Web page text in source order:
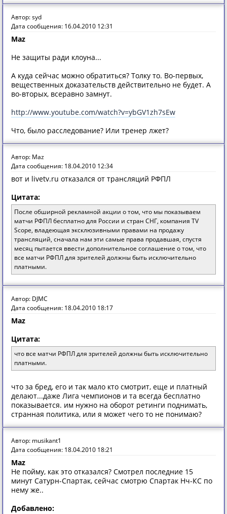
Автор: syd
Дата сообщения: 16.04.2010 12:31
Maz
Не защиты ради клоуна...
А куда сейчас можно обратиться? Толку то. Во-первых,
вещественных доказательств действительно не будет. А
во-вторых, всеравно замнут.
http://www.youtube.com/watch?v=ybGV1zh7sEw
Что, было расследование? Или тренер лжет?
Автор: Maz
Дата сообщения: 18.04.2010 12:34
вот и livetv.ru отказался от трансляций РФПЛ
Цитата:
После обширной рекламной акции о том, что мы показываем
матчи РФПЛ бесплатно для России и стран СНГ, компания TV
Scope, владеющая эксклюзивными правами на продажу
трансляций, сначала нам эти самые права продавшая, спустя
месяц пытается ввести дополнительное соглашение о том, что
все матчи РФПЛ для зрителей должны быть исключительно
платными.
Автор: DJMC
Дата сообщения: 18.04.2010 18:17
Maz
Цитата:
что все матчи РФПЛ для зрителей должны быть исключительно
платными.
что за бред, его и так мало кто смотрит, еще и платный
делают...даже Лига чемпионов и та всегда бесплатно
показывается. им нужно на оборот ретинги поднимать,
странная политика, или я может чего то не понимаю?
Автор: musikant1
Дата сообщения: 18.04.2010 18:21
Maz
Не пойму, как это отказался? Смотрел последние 15
минут Сатурн-Спартак, сейчас смотрю Спартак Нч-КС по
нему же..
Добавлено: